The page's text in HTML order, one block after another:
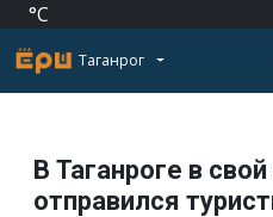
°C
Таганрог
В Таганроге в
отправился